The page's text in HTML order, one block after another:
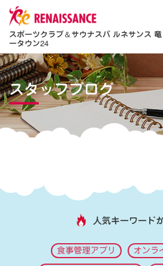
スポーツクラブ＆サウナスパ ルネサンス
ータウン24
スタッフブログ
人気キーワード
食事管理アプリ オンラ